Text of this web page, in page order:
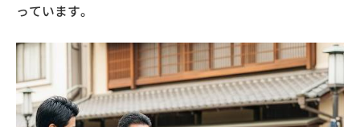
っています。